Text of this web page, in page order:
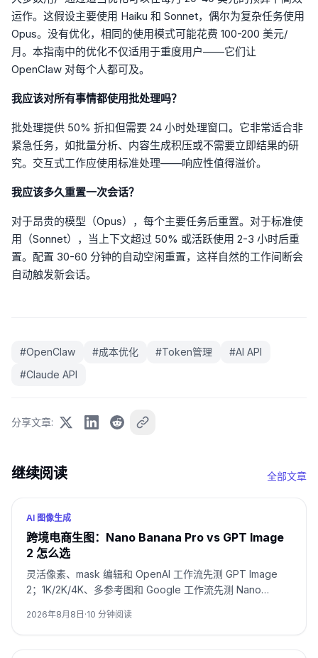
运作。这假设主要使用 Haiku 和 Sonnet，偶尔为复杂任务使用
Opus。没有优化，相同的使用模式可能花费 100-200 美元/
月。本指南中的优化不仅适用于重度用户——它们让
OpenClaw 对每个人都可及。
我应该对所有事情都使用批处理吗？
批处理提供 50% 折扣但需要 24 小时处理窗口。它非常适合非
紧急任务，如批量分析、内容生成积压或不需要立即结果的研
究。交互式工作应使用标准处理——响应性值得溢价。
我应该多久重置一次会话？
对于昂贵的模型（Opus），每个主要任务后重置。对于标准使
用（Sonnet），当上下文超过 50% 或活跃使用 2-3 小时后重
置。配置 30-60 分钟的自动空闲重置，这样自然的工作间断会
自动触发新会话。
#OpenClaw #成本优化 #Token管理 #AI API
#Claude API
分享文章:
继续阅读 全部文章
AI 图像生成
跨境电商生图：Nano Banana Pro vs GPT Image
2 怎么选
灵活像素、mask 编辑和 OpenAI 工作流先测 GPT Image
2；1K/2K/4K、多参考图和 Google 工作流先测 Nano
SKU 双测，并按通过率与返修时间决定。
2026年8月8日 ·10 分钟阅读